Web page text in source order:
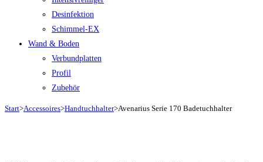
Desinfektion
Schimmel-EX
Wand & Boden
Verbundplatten
Profil
Zubehör
Start>Accessoires>Handtuchhalter>Avenarius Serie 170 Badetuchhalter